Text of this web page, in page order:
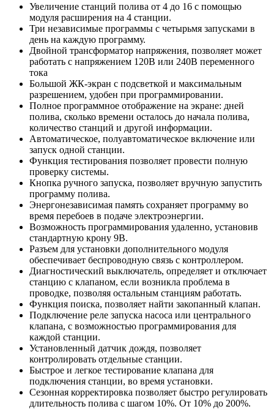
Увеличение станций полива от 4 до 16 с помощью
модуля расширения на 4 станции.
Три независимые программы с четырьмя запусками в
день на каждую программу.
Двойной трансформатор напряжения, позволяет может
работать с напряжением 120В или 240В переменного
тока
Большой ЖК-экран с подсветкой и максимальным
разрешением, удобен при программировании.
Полное программное отображение на экране: дней
полива, сколько времени осталось до начала полива,
количество станций и другой информации.
Автоматическое, полуавтоматическое включение или
запуск одной станции.
Функция тестирования позволяет провести полную
проверку системы.
Кнопка ручного запуска, позволяет вручную запустить
программу полива.
Энергонезависимая память сохраняет программу во
время перебоев в подаче электроэнергии.
Возможность программирования удаленно, установив
стандартную крону 9В.
Разъем для установки дополнительного модуля
обеспечивает беспроводную связь с контроллером.
Диагностический выключатель, определяет и отключает
станцию с клапаном, если возникла проблема в
проводке, позволяя остальным станциям работать.
Функция поиска, позволяет найти закопанный клапан.
Подключение реле запуска насоса или центрального
клапана, с возможностью программирования для
каждой станции.
Установленный датчик дождя, позволяет
контролировать отдельные станции.
Быстрое и легкое тестирование клапана для
подключения станции, во время установки.
Сезонная корректировка позволяет быстро регулировать
длительность полива с шагом 10%. От 10% до 200%.